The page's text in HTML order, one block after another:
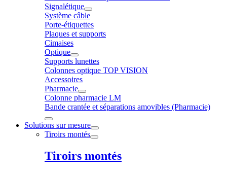
Signalétique
Système câble
Porte-étiquettes
Plaques et supports
Cimaises
Optique
Supports lunettes
Colonnes optique TOP VISION
Accessoires
Pharmacie
Colonne pharmacie LM
Bande crantée et séparations amovibles (Pharmacie)
Solutions sur mesure
Tiroirs montés
Tiroirs montés